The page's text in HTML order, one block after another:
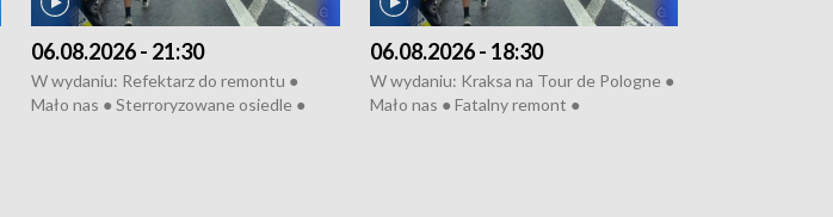
06.08.2026 - 21:30
W wydaniu: Refektarz do remontu ●
Mało nas ● Sterroryzowane osiedle ●
06.08.2026 - 18:30
W wydaniu: Kraksa na Tour de Pologne ●
Mało nas ● Fatalny remont ●